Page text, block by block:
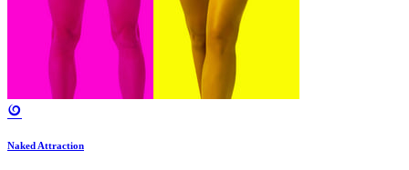
Naked Attraction